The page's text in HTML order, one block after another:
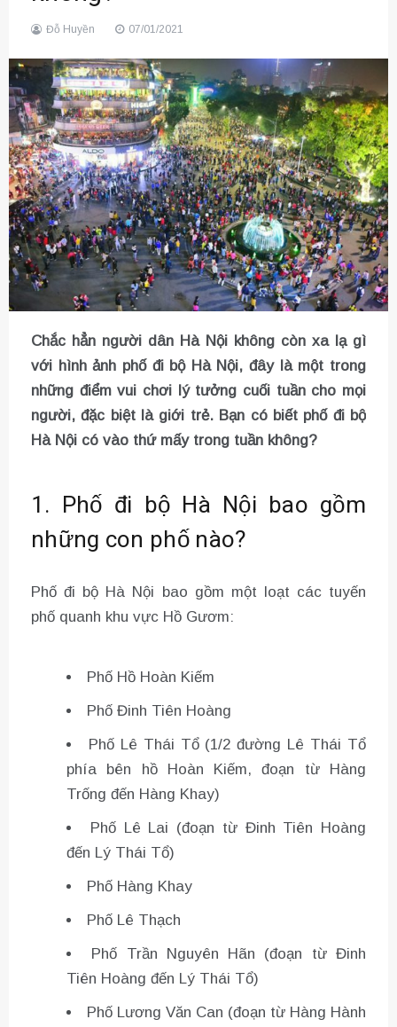
Đỗ Huyền 07/01/2021
Chắc hẳn người dân Hà Nội không còn xa lạ gì
với hình ảnh phố đi bộ Hà Nội, đây là một trong
những điểm vui chơi lý tưởng cuối tuần cho mọi
người, đặc biệt là giới trẻ. Bạn có biết phố đi bộ
Hà Nội có vào thứ mấy trong tuần không?
1. Phố đi bộ Hà Nội bao gồm
những con phố nào?
Phố đi bộ Hà Nội bao gồm một loạt các tuyến
phố quanh khu vực Hồ Gươm:
Phố Hồ Hoàn Kiếm
Phố Đinh Tiên Hoàng
Phố Lê Thái Tổ (1/2 đường Lê Thái Tổ
phía bên hồ Hoàn Kiếm, đoạn từ Hàng
Trống đến Hàng Khay)
Phố Lê Lai (đoạn từ Đinh Tiên Hoàng
đến Lý Thái Tổ)
Phố Hàng Khay
Phố Lê Thạch
Phố Trần Nguyên Hãn (đoạn từ Đinh
Tiên Hoàng đến Lý Thái Tổ)
Phố Lương Văn Can (đoạn từ Hàng Hành